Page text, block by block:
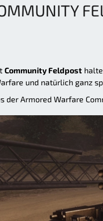
Community Feldpost
und natürlich ganz
der Armored Warfare